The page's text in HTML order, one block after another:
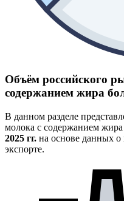
Объём российского
содержанием жира
В данном разделе
молока с содержанием жира
2025 гг. на основе данных о
экспорте.